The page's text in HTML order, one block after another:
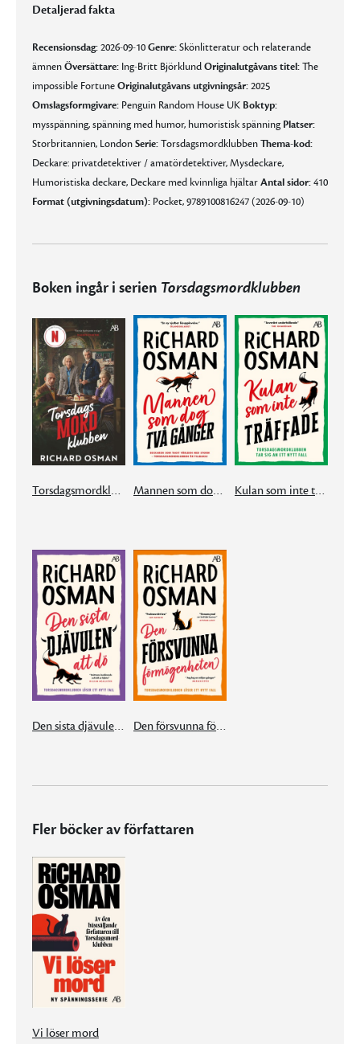
Detaljerad fakta
Recensionsdag:2026-09-10Genre:Skönlitteratur och relaterande
ämnenÖversättare: Ing-Britt BjörklundOriginalutgåvans titel:The
impossible FortuneOriginalutgåvans utgivningsår:2025
Omslagsformgivare: Penguin Random House UK Boktyp:
mysspänning, spänning med humor, humoristisk spänning Platser:
Storbritannien, LondonSerie:TorsdagsmordklubbenThema-kod:
Deckare: privatdetektiver / amatördetektiver, Mysdeckare,
Humoristiska deckare, Deckare med kvinnliga hjältarAntal sidor:410
Format (utgivningsdatum): Pocket, 9789100816247 (2026-09-10)
Boken ingår i serien Torsdagsmordklubben
Torsdagsmordklubben Mannen som dog två gånger Kulan som inte träffade
Den sista djävulen att dö Den försvunna förmögenheten
Fler böcker av författaren
Vi löser mord